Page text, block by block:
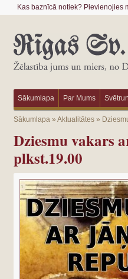
Kas baznīcā notiek? Pievienojies
Sākumlapa Par Mums
Sākumlapa» Aktualitātes»
Dziesmu vakars
plkst.19.00